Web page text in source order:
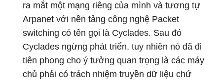
ra mắt một mạng riêng của mình và tương tự
Arpanet với nền tảng công nghệ Packet
switching có tên gọi là Cyclades. Sau đó
Cyclades ngừng phát triển, tuy nhiên nó đã đi
tiên phong cho ý tưởng quan trọng là các máy
chủ phải có trách nhiệm truyền dữ liệu chứ